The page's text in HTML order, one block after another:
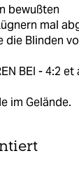
bewußten
mal
die Blinden
BEI - 4:2 et
im Gelände.